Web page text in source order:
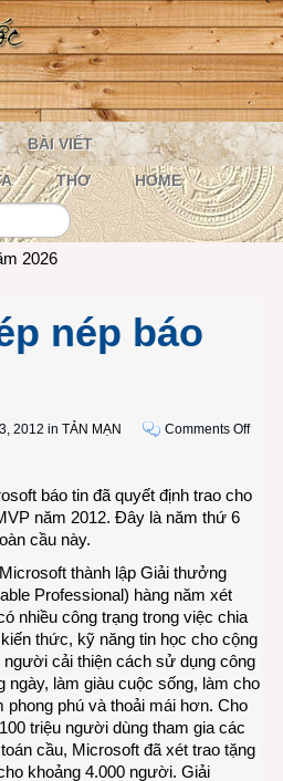
BÀI VIẾT
THƠ HOME
2026
nép báo
2012 in TẢN MẠN Comments Offon
khép
báo tin đã quyết định trao cho
năm 2012. Đây là năm thứ 6
cầu này.
thành lập Giải thưởng
Professional) hàng năm xét
nhiều công trạng trong việc chia
thức, kỹ năng tin học cho cộng
cải thiện cách sử dụng công
ngày, làm giàu cuộc sống, làm cho
phú và thoải mái hơn. Cho
triệu người dùng tham gia các
cầu, Microsoft đã xét trao tặng
khoảng 4.000 người. Giải